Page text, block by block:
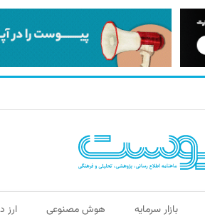
بازار سرمایه هوش مصنوعی ارز